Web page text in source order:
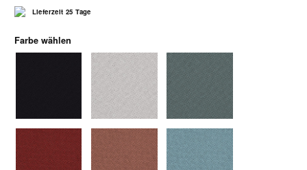
Lieferzeit 25 Tage
Farbe wählen
1370schwarz 1371hellgrau 1372mittelgrau
1373weinrot 1374rosé 1375blaugrau